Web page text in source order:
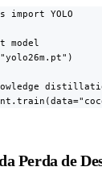
YOLO
model
Perda de